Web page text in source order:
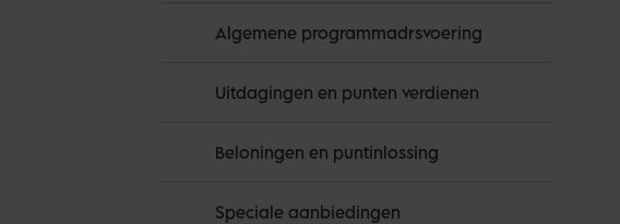
Algemene programmadrsvoering
Uitdagingen en punten verdienen
Beloningen en puntinlossing
Speciale aanbiedingen